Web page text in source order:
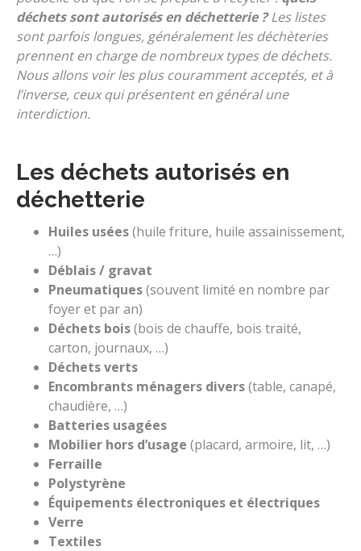
déchets sont autorisés en déchetterie ?Les listes
sont parfois longues, généralement les déchèteries
prennent en charge de nombreux types de déchets.
Nous allons voir les plus couramment acceptés, et à
l’inverse, ceux qui présentent en général une
interdiction.
Les déchets autorisés en
déchetterie
Huiles usées(huile friture, huile assainissement,
…)
Déblais / gravat
Pneumatiques(souvent limité en nombre par
foyer et par an)
Déchets bois(bois de chauffe, bois traité,
carton, journaux, …)
Déchets verts
Encombrants ménagers divers(table, canapé,
chaudière, …)
Batteries usagées
Mobilier hors d’usage (placard, armoire, lit, …)
Ferraille
Polystyrène
Équipements électroniques et électriques
Verre
Textiles